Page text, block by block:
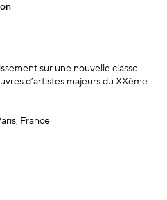
sur une nouvelle classe
d’artistes majeurs du XXème
France